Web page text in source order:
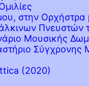
στην Ορχήστρα
Πνευστών
Μουσικής
Σύγχρονης
(2020)